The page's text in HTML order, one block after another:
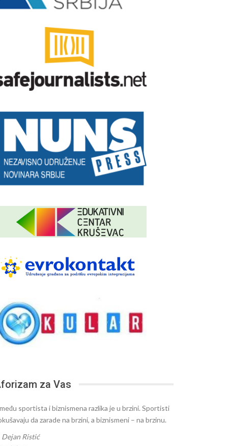
za Vas
sportista i biznismena razlika je u brzini. Sportisti
da zarade na brzini, a biznismeni – na brzinu.
Dejan Ristić